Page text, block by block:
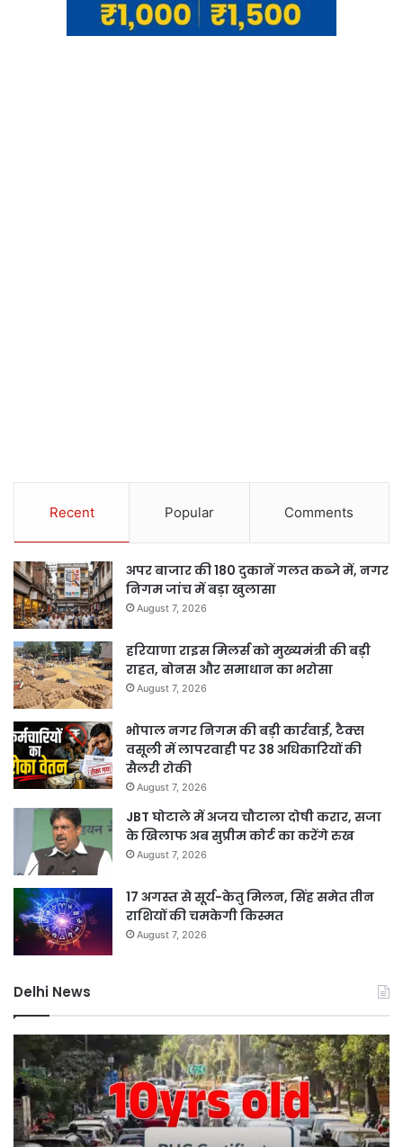
Recent Popular Comments
अपर बाजार की 180 दुकानें गलत कब्जे में, नगर
निगम जांच में बड़ा खुलासा
August 7, 2026
हरियाणा राइस मिलर्स को मुख्यमंत्री की बड़ी
राहत, बोनस और समाधान का भरोसा
August 7, 2026
भोपाल नगर निगम की बड़ी कार्रवाई, टैक्स
वसूली में लापरवाही पर 38 अधिकारियों की
सैलरी रोकी
August 7, 2026
JBT घोटाले में अजय चौटाला दोषी करार, सजा
के खिलाफ अब सुप्रीम कोर्ट का करेंगे रुख
August 7, 2026
17 अगस्त से सूर्य-केतु मिलन, सिंह समेत तीन
राशियों की चमकेगी किस्मत
August 7, 2026
Delhi News
साल
पुरानी
डीजल
कार
को
हाई
में